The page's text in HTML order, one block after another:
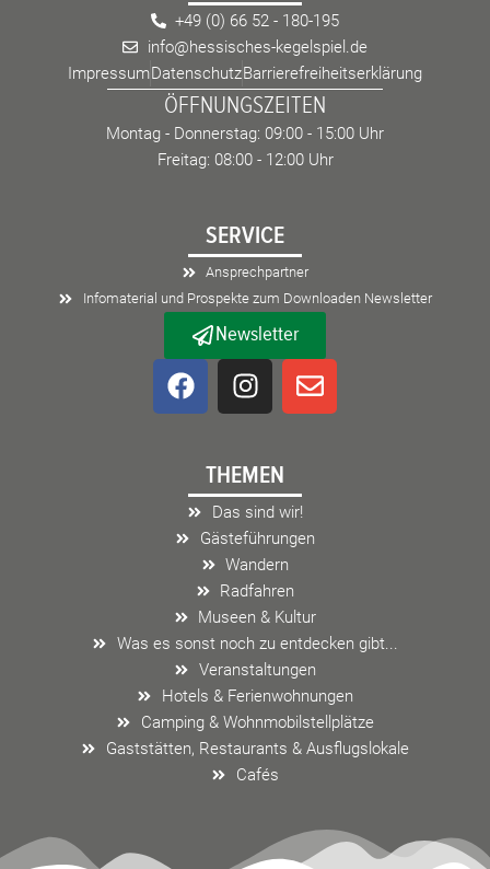
+49 (0) 66 52 - 180-195
info@hessisches-kegelspiel.de
ImpressumDatenschutzBarrierefreiheitserklärung
ÖFFNUNGSZEITEN
Montag - Donnerstag: 09:00 - 15:00 Uhr
Freitag: 08:00 - 12:00 Uhr
SERVICE
Ansprechpartner
Infomaterial und Prospekte zum Downloaden Newsletter
Newsletter
F
a
o
o
I
n
a
g
r
a
m
E
n
p
THEMEN
Das sind wir!
Gästeführungen
Wandern
Radfahren
Museen & Kultur
Was es sonst noch zu entdecken gibt...
Veranstaltungen
Hotels & Ferienwohnungen
Camping & Wohnmobilstellplätze
Gaststätten, Restaurants & Ausflugslokale
Cafés